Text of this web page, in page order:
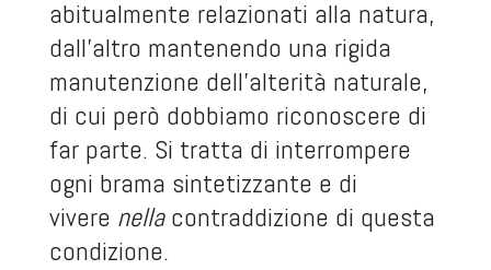
abitualmente relazionati alla natura,
dall’altro mantenendo una rigida
manutenzione dell’alterità naturale,
di cui però dobbiamo riconoscere di
far parte. Si tratta di interrompere
ogni brama sintetizzante e di
vivere nellacontraddizione di questa
condizione.